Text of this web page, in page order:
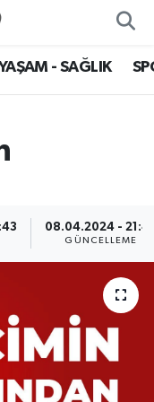
- SAĞLIK
08.04.2024 -
GÜNCELLEME